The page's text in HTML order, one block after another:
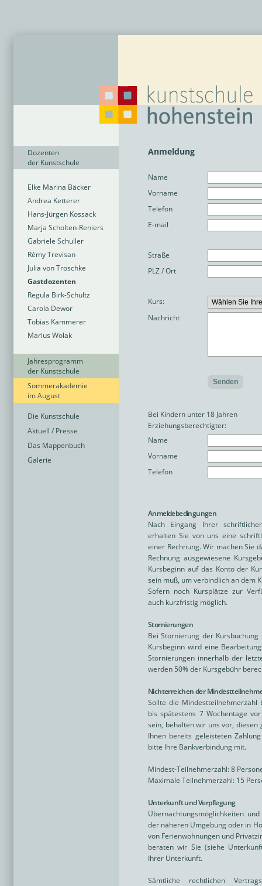
Dozenten
der Kunstschule
Elke Marina Bäcker
Andrea Ketterer
Hans-Jürgen Kossack
Marja Scholten-Reniers
Gabriele Schuller
Rémy Trevisan
Julia von Troschke
Gastdozenten
Regula Birk-Schultz
Carola Dewor
Tobias Kammerer
Marius Wolak
Jahresprogramm
der Kunstschule
Sommerakademie
im August
Die Kunstschule
Aktuell / Presse
Das Mappenbuch
Galerie
Anmeldung
Name
Vorname
Telefon
E-mail
Straße
PLZ / Ort
Kurs:
Nachricht
Bei Kindern unter 18 Jahren
Erziehungsberechtigter:
Name
Vorname
Telefon
Anmeldebedingungen
Nach Eingang Ihrer
erhalten Sie von uns eine
einer Rechnung. Wir machen Sie
Rechnung ausgewiesene
Kursbeginn auf das Konto der
sein muß, um verbindlich an dem
Sofern noch Kursplätze zur
auch kurzfristig möglich.
Stornierungen
Bei Stornierung der
Kursbeginn wird eine
Stornierungen innerhalb der
werden 50% der Kursgebühr
Nichterreichen der
Sollte die
bis spätestens 7 Wochentage
sein, behalten wir uns vor, diesen
Ihnen bereits geleisteten
bitte Ihre Bankverbindung mit.
Mindest-Teilnehmerzahl: 8
Maximale Teilnehmerzahl: 15
Unterkunft und Verpflegung
Übernachtungsmöglichkeiten
der näheren Umgebung oder in
von Ferienwohnungen und
beraten wir Sie (siehe
Ihrer Unterkunft.
Sämtliche rechtlichen